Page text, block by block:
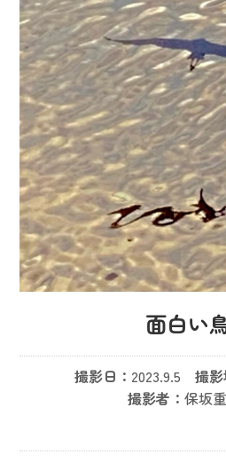
面白い
撮影日： 2023.9.5 撮影
撮影者： 保坂